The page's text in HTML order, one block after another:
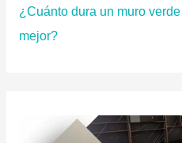
¿Cuánto dura un muro
mejor?